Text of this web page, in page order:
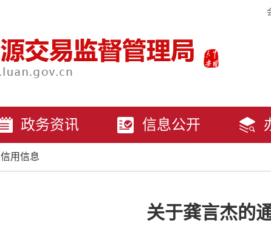
政务资讯 信息公开
信用信息
关于龚言杰的